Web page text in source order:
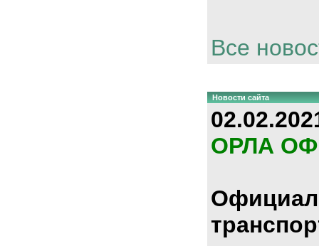
Все
Новости сайта
ОРЛА